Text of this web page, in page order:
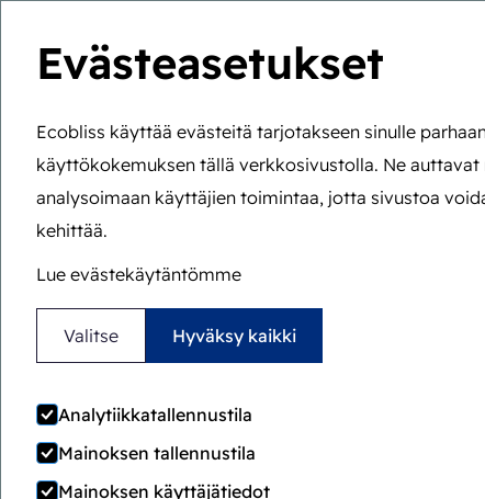
Evästeasetukset
Ecobliss käyttää evästeitä tarjotakseen sinulle
käyttökokemuksen tällä verkkosivustolla. Ne auttavat
analysoimaan käyttäjien toimintaa, jotta sivustoa
kehittää.
Lue evästekäytäntömme
Valitse Hyväksy kaikki
Analytiikkatallennustila
Mainoksen tallennustila
Mainoksen käyttäjätiedot
Olet tässä: Etusivu > Blog > Kestävyys all-paper blister